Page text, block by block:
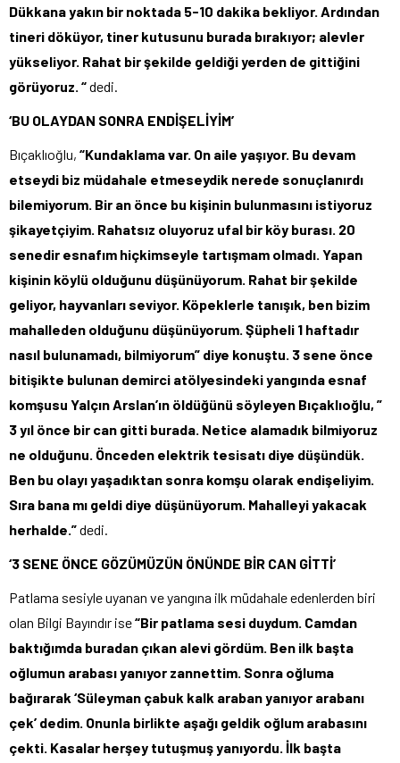
Dükkana yakın bir noktada 5-10 dakika bekliyor. Ardından
tineri döküyor, tiner kutusunu burada bırakıyor; alevler
yükseliyor. Rahat bir şekilde geldiği yerden de gittiğini
görüyoruz. “dedi.
‘BU OLAYDAN SONRA ENDİŞELİYİM’
Bıçaklıoğlu, “Kundaklama var. On aile yaşıyor. Bu devam
etseydi biz müdahale etmeseydik nerede sonuçlanırdı
bilemiyorum. Bir an önce bu kişinin bulunmasını istiyoruz
şikayetçiyim. Rahatsız oluyoruz ufal bir köy burası. 20
senedir esnafım hiçkimseyle tartışmam olmadı. Yapan
kişinin köylü olduğunu düşünüyorum. Rahat bir şekilde
geliyor, hayvanları seviyor. Köpeklerle tanışık, ben bizim
mahalleden olduğunu düşünüyorum. Şüpheli 1 haftadır
nasıl bulunamadı, bilmiyorum” diye konuştu. 3 sene önce
bitişikte bulunan demirci atölyesindeki yangında esnaf
komşusu Yalçın Arslan’ın öldüğünü söyleyen Bıçaklıoğlu, ”
3 yıl önce bir can gitti burada. Netice alamadık bilmiyoruz
ne olduğunu. Önceden elektrik tesisatı diye düşündük.
Ben bu olayı yaşadıktan sonra komşu olarak endişeliyim.
Sıra bana mı geldi diye düşünüyorum. Mahalleyi yakacak
herhalde.”dedi.
‘3 SENE ÖNCE GÖZÜMÜZÜN ÖNÜNDE BİR CAN GİTTİ’
Patlama sesiyle uyanan ve yangına ilk müdahale edenlerden biri
olan Bilgi Bayındır ise“Bir patlama sesi duydum. Camdan
baktığımda buradan çıkan alevi gördüm. Ben ilk başta
oğlumun arabası yanıyor zannettim. Sonra oğluma
bağırarak ‘Süleyman çabuk kalk araban yanıyor arabanı
çek’ dedim. Onunla birlikte aşağı geldik oğlum arabasını
çekti. Kasalar herşey tutuşmuş yanıyordu. İlk başta